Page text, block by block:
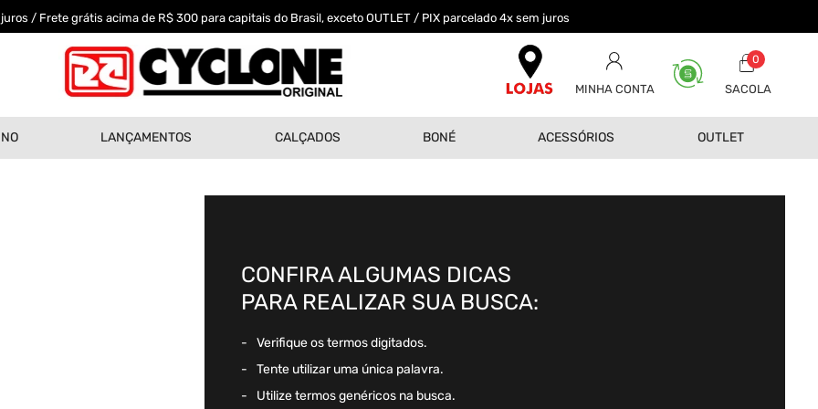
/ Frete grátis acima de R$ 300 para capitais do Brasil, exceto OUTLET / PIX parcelado 4x sem juros
MINHA CONTA
0
LANÇAMENTOS CALÇADOS BONÉ ACESSÓRIOS OUTLET
CONFIRA ALGUMAS DICAS
PARA REALIZAR SUA BUSCA:
Verifique os termos digitados.
Tente utilizar uma única palavra.
Utilize termos genéricos na busca.